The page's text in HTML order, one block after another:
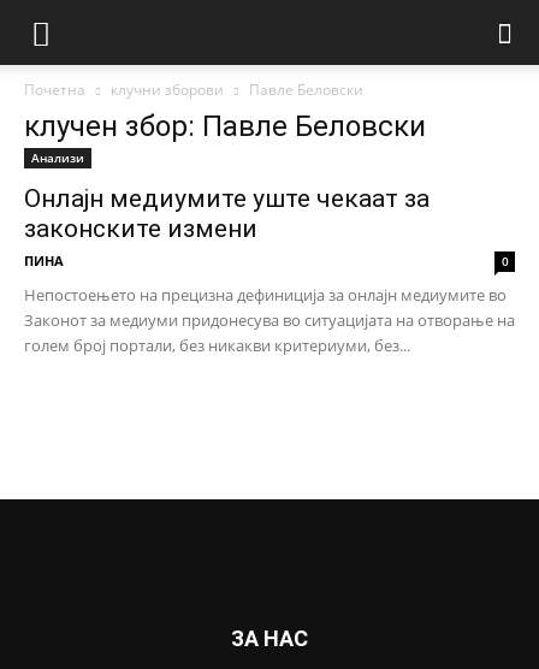
Почетна клучни зборови Павле Беловски
клучен збор: Павле Беловски
Анализи
Онлајн медиумите уште чекаат за
законските измени
ПИНА 0
Непостоењето на прецизна дефиниција за онлајн медиумите во
Законот за медиуми придонесува во ситуацијата на отворање на
голем број портали, без никакви критериуми, без...
ЗА НАС